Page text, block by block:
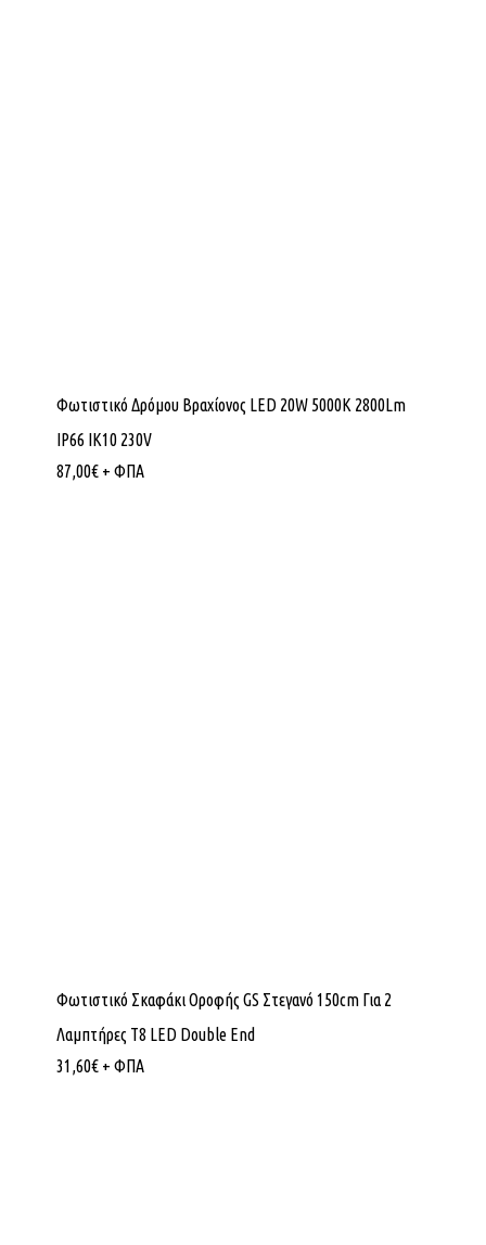
Φωτιστικό Δρόμου Βραχίονος LED 20W 5000K 2800Lm
IP66 ΙΚ10 230V
87,00€ + ΦΠΑ
Φωτιστικό Σκαφάκι Οροφής GS Στεγανό 150cm Για 2
Λαμπτήρες T8 LED Double End
31,60€ + ΦΠΑ